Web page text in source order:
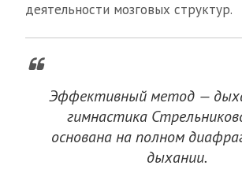
деятельности мозговых структур.
Эффективный метод —
гимнастика
основана на полном
дыхании.